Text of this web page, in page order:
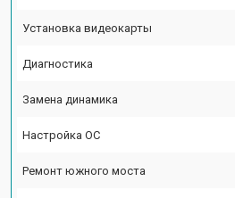
Установка видеокарты
Диагностика
Замена динамика
Настройка ОС
Ремонт южного моста